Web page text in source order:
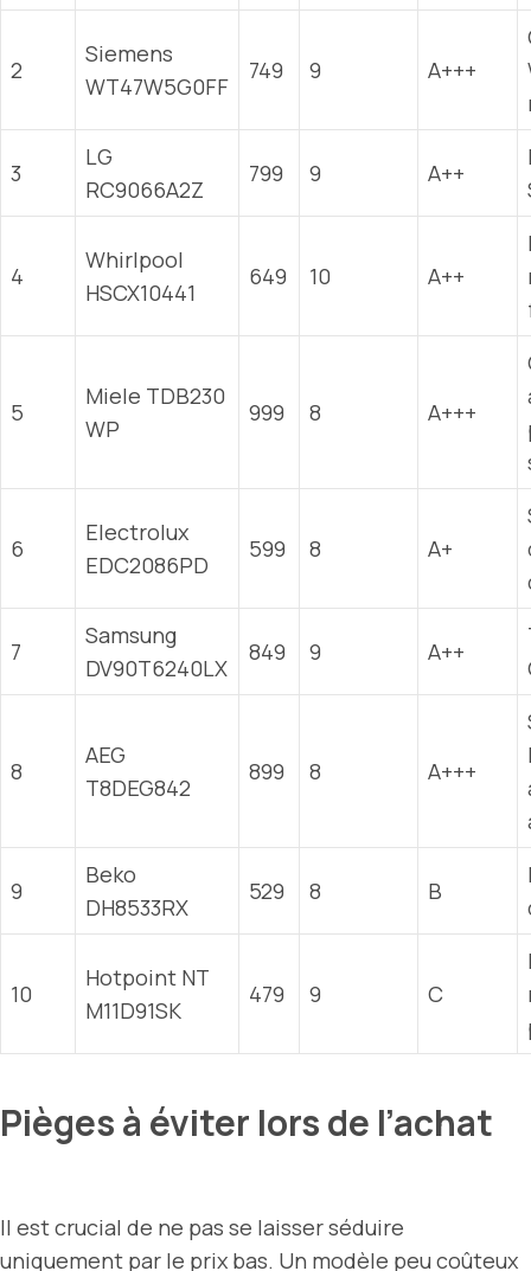
2
Siemens
WT47W5G0FF
749 9 A+++
3
LG
RC9066A2Z
799 9 A++
4
Whirlpool
HSCX10441
649 10 A++
5
Miele TDB230
WP
999 8 A+++
6
Electrolux
EDC2086PD
599 8 A+
7
Samsung
DV90T6240LX
849 9 A++
8
AEG
T8DEG842
899 8 A+++
9
Beko
DH8533RX
529 8 B
10
Hotpoint NT
M11D91SK
479 9 C
Pièges à éviter lors de l’achat
Il est crucial de ne pas se laisser séduire
uniquement par le prix bas. Un modèle peu coûteux